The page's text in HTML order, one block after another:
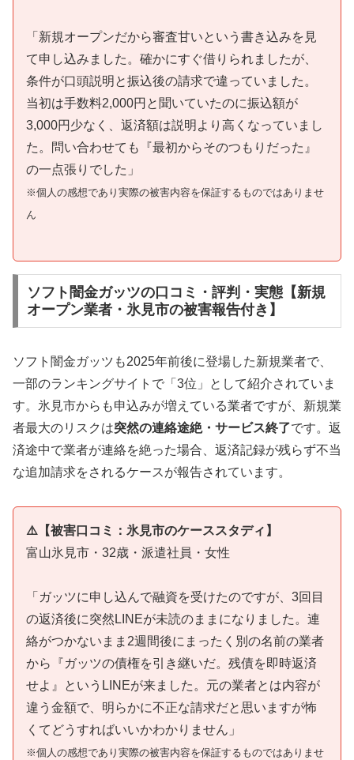
「新規オープンだから審査甘いという書き込みを見
て申し込みました。確かにすぐ借りられましたが、
条件が口頭説明と振込後の請求で違っていました。
当初は手数料2,000円と聞いていたのに振込額が
3,000円少なく、返済額は説明より高くなっていまし
た。問い合わせても『最初からそのつもりだった』
の一点張りでした」
※個人の感想であり実際の被害内容を保証するものではありませ
ん
ソフト闇金ガッツの口コミ・評判・実態【新規
オープン業者・氷見市の被害報告付き】
ソフト闇金ガッツも2025年前後に登場した新規業者で、
一部のランキングサイトで「3位」として紹介されていま
す。氷見市からも申込みが増えている業者ですが、新規業
者最大のリスクは突然の連絡途絶・サービス終了です。返
済途中で業者が連絡を絶った場合、返済記録が残らず不当
な追加請求をされるケースが報告されています。
⚠️【被害口コミ：氷見市のケーススタディ】
富山氷見市・32歳・派遣社員・女性
「ガッツに申し込んで融資を受けたのですが、3回目
の返済後に突然LINEが未読のままになりました。連
絡がつかないまま2週間後にまったく別の名前の業者
から『ガッツの債権を引き継いだ。残債を即時返済
せよ』というLINEが来ました。元の業者とは内容が
違う金額で、明らかに不正な請求だと思いますが怖
くてどうすればいいかわかりません」
※個人の感想であり実際の被害内容を保証するものではありませ